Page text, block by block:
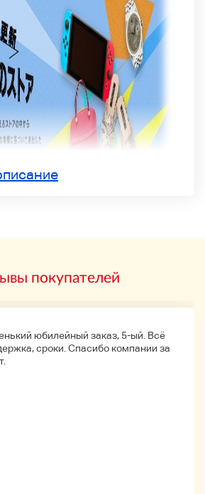
покупателей
юбилейный заказ, 5-ый. Всё
сроки. Спасибо компании за